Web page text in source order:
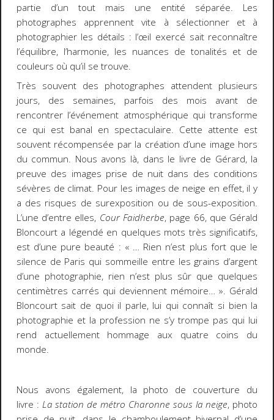
partie d’un tout mais une entité séparée. Les
photographes apprennent vite à sélectionner et à
photographier les détails : l’œil exercé sait reconnaître
l’équilibre, l’harmonie, les nuances de tonalités et de
couleurs où qu’il se trouve.
Très souvent des photographes attendent plusieurs
jours, des semaines, parfois des mois avant de
rencontrer l’événement atmosphérique qui transforme
ce qui est banal en spectaculaire. Cette attente est
souvent récompensée par la création d’une image hors
du commun. Nous avons là, dans le livre de Gérard, la
preuve des images prise de nuit dans des conditions
sévères de climat. Pour les images de neige en effet, il y
a des risques de surexposition ou de sous-exposition.
L’une d’entre elles, Cour Faidherbe, page 66, que Gérald
Bloncourt a légendé en quelques mots très significatifs,
est d’une pure beauté : « … Rien n’est plus fort que le
silence de Paris qui sommeille entre les grains d’argent
d’une photographie, rien n’est plus sûr que quelques
centimètres carrés qui deviennent mémoire… ». Gérald
Bloncourt sait de quoi il parle, lui qui connaît si bien la
photographie et la profession ne s’y trompe pas qui lui
rend actuellement hommage aux quatre coins du
monde.
Nous avons également, la photo de couverture du
livre : La station de métro Charonne sous la neige, photo